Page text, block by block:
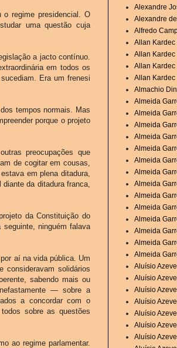
o regime presidencial. O
uma questão cuja
a jacto contínuo.
em todos os
Era um frenesi
tempos normais. Mas
porque o projeto
preocupações que
de cogitar em cousas,
em plena ditadura,
da ditadura franca,
da Constituição do
ninguém falava
aí na vida pública. Um
consideravam solidários
sabendo mais ou
— sobre a
a concordar com o
sobre as questões
ao regime parlamentar.
Alexandre
Alexandre
Alfredo
Allan Kardec
Allan Kardec
Allan Kardec
Allan Kardec
Almachio
Almeida
Almeida
Almeida
Almeida
Almeida
Almeida
Almeida
Almeida
Almeida
Almeida
Almeida
Almeida
Almeida
Almeida
Aluísio
Aluísio
Aluísio
Aluísio
Aluísio
Aluísio
Aluísio